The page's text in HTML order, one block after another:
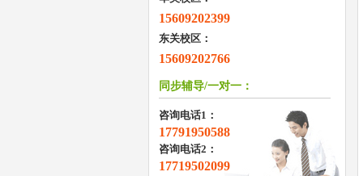
15609202399
东关校区：
15609202766
同步辅导/一对一：
咨询电话1：
17791950588
咨询电话2：
17719502099